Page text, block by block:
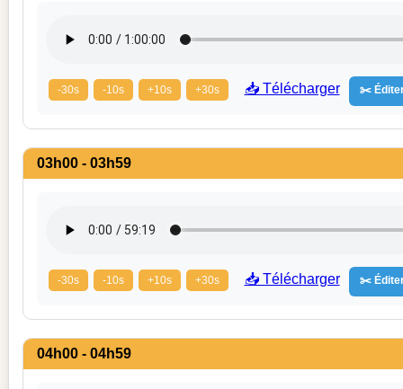
-30s -10s +10s +30s 📥 Télécharger ✂️
03h00 - 03h59
-30s -10s +10s +30s 📥 Télécharger ✂️
04h00 - 04h59